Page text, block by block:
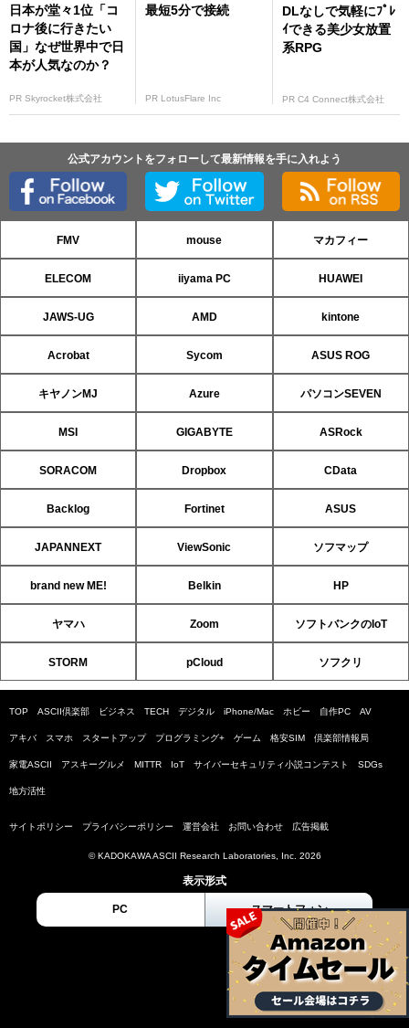
日本が堂々1位「コ
ロナ後に行きたい
国」なぜ世界中で日
本が人気なのか？
PR Skyrocket株式会社
最短5分で接続
PR LotusFlare Inc
DLなしで気軽にﾌﾟﾚ
ｲできる美少女放置
系RPG
PR C4 Connect株式会社
公式アカウントをフォローして最新情報を手に入れよう
FMV mouse マカフィー
ELECOM iiyama PC HUAWEI
JAWS-UG AMD kintone
Acrobat Sycom ASUS ROG
キヤノンMJ Azure パソコンSEVEN
MSI GIGABYTE ASRock
SORACOM Dropbox CData
Backlog Fortinet ASUS
JAPANNEXT ViewSonic ソフマップ
brand new ME! Belkin HP
ヤマハ Zoom ソフトバンクのIoT
STORM pCloud ソフクリ
TOP ASCII倶楽部 ビジネス TECH デジタル iPhone/Mac ホビー 自作PC AV
アキバ スマホ スタートアップ プログラミング+ ゲーム 格安SIM 倶楽部情報局
家電ASCII アスキーグルメ MITTR IoT サイバーセキュリティ小説コンテスト SDGs
地方活性
サイトポリシー プライバシーポリシー 運営会社 お問い合わせ 広告掲載
© KADOKAWA ASCII Research Laboratories, Inc. 2026
表示形式
PC スマートフォン